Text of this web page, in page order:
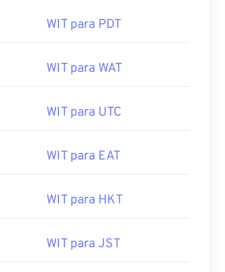
WIT para MET
WIT para PDT
WIT para WAT
WIT para UTC
WIT para EAT
WIT para HKT